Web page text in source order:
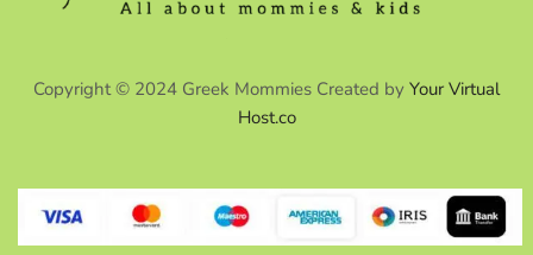
Copyright © 2024 Greek Mommies Created by Your Virtual
Host.co